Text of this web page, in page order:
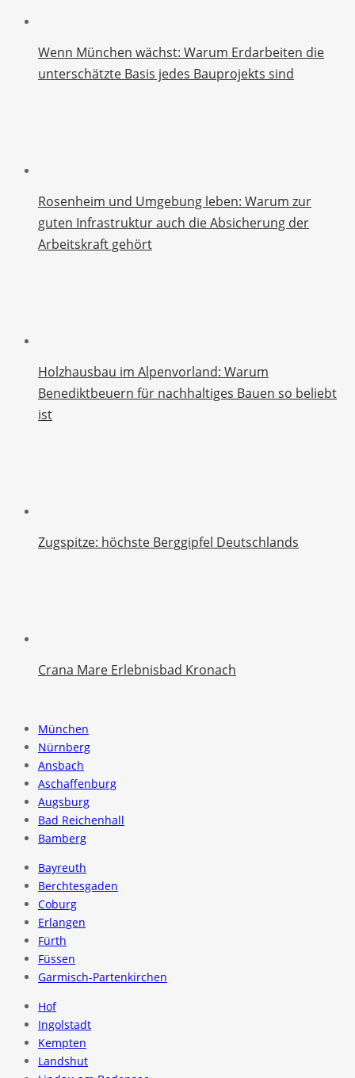
Wenn München wächst: Warum Erdarbeiten die
unterschätzte Basis jedes Bauprojekts sind
Rosenheim und Umgebung leben: Warum zur
guten Infrastruktur auch die Absicherung der
Arbeitskraft gehört
Holzhausbau im Alpenvorland: Warum
Benediktbeuern für nachhaltiges Bauen so beliebt
ist
Zugspitze: höchste Berggipfel Deutschlands
Crana Mare Erlebnisbad Kronach
München
Nürnberg
Ansbach
Aschaffenburg
Augsburg
Bad Reichenhall
Bamberg
Bayreuth
Berchtesgaden
Coburg
Erlangen
Fürth
Füssen
Garmisch-Partenkirchen
Hof
Ingolstadt
Kempten
Landshut